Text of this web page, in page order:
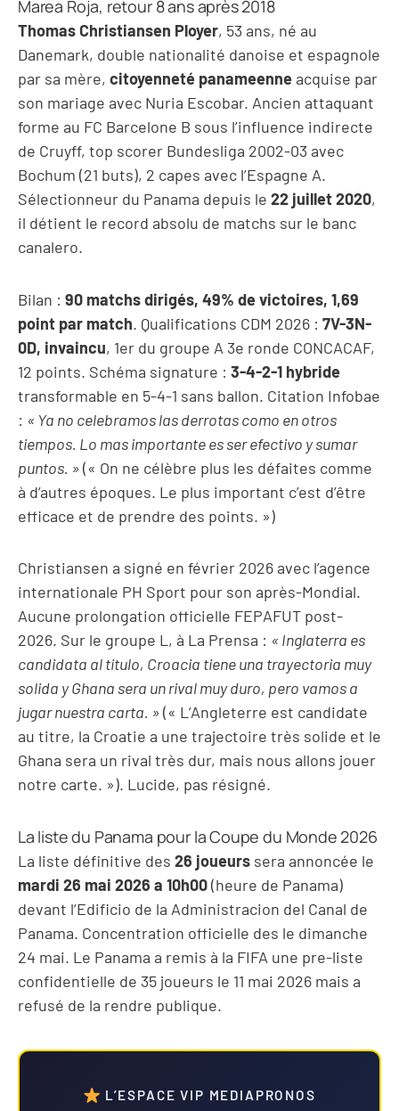
Marea Roja, retour 8 ans après 2018
Thomas Christiansen Ployer, 53 ans, né au
Danemark, double nationalité danoise et espagnole
par sa mère, citoyenneté panameenne acquise par
son mariage avec Nuria Escobar. Ancien attaquant
forme au FC Barcelone B sous l’influence indirecte
de Cruyff, top scorer Bundesliga 2002-03 avec
Bochum (21 buts), 2 capes avec l’Espagne A.
Sélectionneur du Panama depuis le 22 juillet 2020,
il détient le record absolu de matchs sur le banc
canalero.
Bilan : 90 matchs dirigés, 49% de victoires, 1,69
point par match. Qualifications CDM 2026 : 7V-3N-
0D, invaincu, 1er du groupe A 3e ronde CONCACAF,
12 points. Schéma signature : 3-4-2-1 hybride
transformable en 5-4-1 sans ballon. Citation Infobae
: « Ya no celebramos las derrotas como en otros
tiempos. Lo mas importante es ser efectivo y sumar
puntos. » (« On ne célèbre plus les défaites comme
à d’autres époques. Le plus important c’est d’être
efficace et de prendre des points. »)
Christiansen a signé en février 2026 avec l’agence
internationale PH Sport pour son après-Mondial.
Aucune prolongation officielle FEPAFUT post-
2026. Sur le groupe L, à La Prensa : « Inglaterra es
candidata al titulo, Croacia tiene una trayectoria muy
solida y Ghana sera un rival muy duro, pero vamos a
jugar nuestra carta. » (« L’Angleterre est candidate
au titre, la Croatie a une trajectoire très solide et le
Ghana sera un rival très dur, mais nous allons jouer
notre carte. »). Lucide, pas résigné.
La liste du Panama pour la Coupe du Monde 2026
La liste définitive des 26 joueurs sera annoncée le
mardi 26 mai 2026 a 10h00(heure de Panama)
devant l’Edificio de la Administracion del Canal de
Panama. Concentration officielle des le dimanche
24 mai. Le Panama a remis à la FIFA une pre-liste
confidentielle de 35 joueurs le 11 mai 2026 mais a
refusé de la rendre publique.
L’ESPACE VIP MEDIAPRONOS